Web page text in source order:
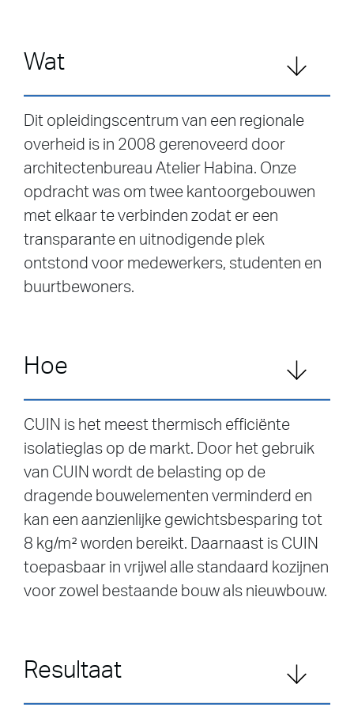
Wat
Dit opleidingscentrum van een regionale
overheid is in 2008 gerenoveerd door
architectenbureau Atelier Habina. Onze
opdracht was om twee kantoorgebouwen
met elkaar te verbinden zodat er een
transparante en uitnodigende plek
ontstond voor medewerkers, studenten en
buurtbewoners.
Hoe
CUIN is het meest thermisch efficiënte
isolatieglas op de markt. Door het gebruik
van CUIN wordt de belasting op de
dragende bouwelementen verminderd en
kan een aanzienlijke gewichtsbesparing tot
8 kg/m² worden bereikt. Daarnaast is CUIN
toepasbaar in vrijwel alle standaard kozijnen
voor zowel bestaande bouw als nieuwbouw.
Resultaat